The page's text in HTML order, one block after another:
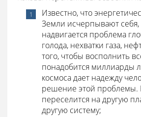
Известно, что
Земли исчерпывают
надвигается проблема
голода, нехватки газа,
того, чтобы восполнить
понадобится миллиарды
космоса дает надежду
решение этой
переселится на другую
другую систему;